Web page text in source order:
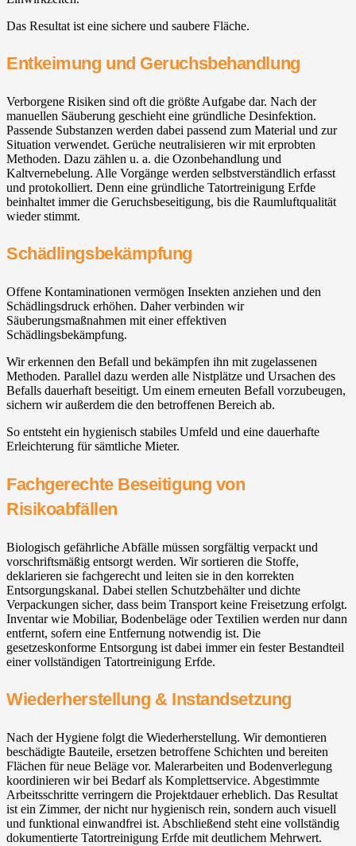
Das Resultat ist eine sichere und saubere Fläche.
Entkeimung und Geruchsbehandlung
Verborgene Risiken sind oft die größte Aufgabe dar. Nach der
manuellen Säuberung geschieht eine gründliche Desinfektion.
Passende Substanzen werden dabei passend zum Material und zur
Situation verwendet. Gerüche neutralisieren wir mit erprobten
Methoden. Dazu zählen u. a. die Ozonbehandlung und
Kaltvernebelung. Alle Vorgänge werden selbstverständlich erfasst
und protokolliert. Denn eine gründliche Tatortreinigung Erfde
beinhaltet immer die Geruchsbeseitigung, bis die Raumluftqualität
wieder stimmt.
Schädlingsbekämpfung
Offene Kontaminationen vermögen Insekten anziehen und den
Schädlingsdruck erhöhen. Daher verbinden wir
Säuberungsmaßnahmen mit einer effektiven
Schädlingsbekämpfung.
Wir erkennen den Befall und bekämpfen ihn mit zugelassenen
Methoden. Parallel dazu werden alle Nistplätze und Ursachen des
Befalls dauerhaft beseitigt. Um einem erneuten Befall vorzubeugen,
sichern wir außerdem die den betroffenen Bereich ab.
So entsteht ein hygienisch stabiles Umfeld und eine dauerhafte
Erleichterung für sämtliche Mieter.
Fachgerechte Beseitigung von
Risikoabfällen
Biologisch gefährliche Abfälle müssen sorgfältig verpackt und
vorschriftsmäßig entsorgt werden. Wir sortieren die Stoffe,
deklarieren sie fachgerecht und leiten sie in den korrekten
Entsorgungskanal. Dabei stellen Schutzbehälter und dichte
Verpackungen sicher, dass beim Transport keine Freisetzung erfolgt.
Inventar wie Mobiliar, Bodenbeläge oder Textilien werden nur dann
entfernt, sofern eine Entfernung notwendig ist. Die
gesetzeskonforme Entsorgung ist dabei immer ein fester Bestandteil
einer vollständigen Tatortreinigung Erfde.
Wiederherstellung & Instandsetzung
Nach der Hygiene folgt die Wiederherstellung. Wir demontieren
beschädigte Bauteile, ersetzen betroffene Schichten und bereiten
Flächen für neue Beläge vor. Malerarbeiten und Bodenverlegung
koordinieren wir bei Bedarf als Komplettservice. Abgestimmte
Arbeitsschritte verringern die Projektdauer erheblich. Das Resultat
ist ein Zimmer, der nicht nur hygienisch rein, sondern auch visuell
und funktional einwandfrei ist. Abschließend steht eine vollständig
dokumentierte Tatortreinigung Erfde mit deutlichem Mehrwert.